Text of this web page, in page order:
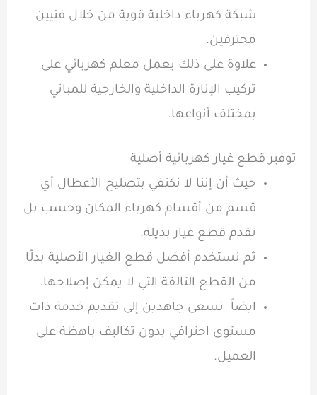
شبكة كهرباء داخلية قوية من خلال فنيين
محترفين.
علاوة على ذلك يعمل معلم كهربائي على
تركيب الإنارة الداخلية والخارجية للمباني
بمختلف أنواعها.
توفير قطع غيار كهربائية أصلية
حيث أن إننا لا نكتفي بتصليح الأعطال أي
قسم من أقسام كهرباء المكان وحسب بل
نقدم قطع غيار بديلة.
ثم نستخدم أفضل قطع الغيار الأصلية بدلًا
من القطع التالفة التي لا يمكن إصلاحها.
ايضاً نسعى جاهدين إلى تقديم خدمة ذات
مستوى احترافي بدون تكاليف باهظة على
العميل.